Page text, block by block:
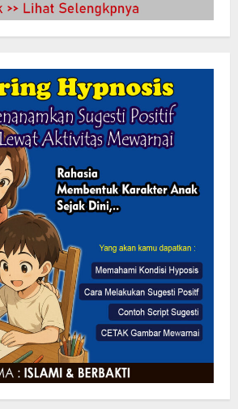
Kaperwil Sumsel Media Rajawalinews
Angkat BicaraDugaan Penggelapan
Dana Desa Rp84 Juta, Kades
Argomulyo Belitang Jaya Hilang 3
Bulan Bawa Anggaran Pembangunan
8 Agustus 2026
Rekonstruksi Jalan Ruas Sukakersa
Gunung Endut Kecamatan Parakan